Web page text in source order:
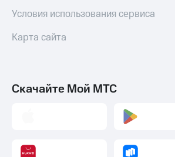
Условия использования сервиса
Карта сайта
Скачайте Мой МТС